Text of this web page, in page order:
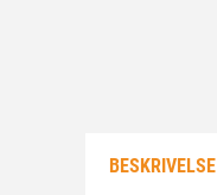
BESKRIVELSE